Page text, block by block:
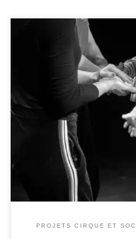
Le projet « Ici en Crobatie »
2023. Fruit d’une étroite
Collective femmes de
de la mission égalité Femmes
PROJETS CIRQUE ET